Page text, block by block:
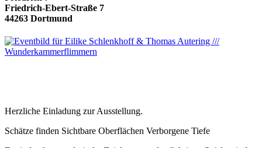
Friedrich-Ebert-Straße 7
44263 Dortmund
Herzliche Einladung zur Ausstellung.
Schätze finden Sichtbare Oberflächen Verborgene Tiefe